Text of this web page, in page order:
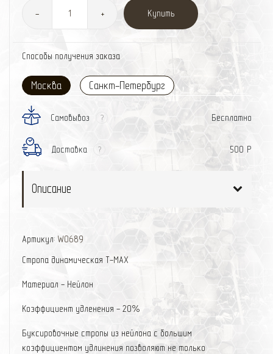
- + Купить
Способы получения заказа
Москва Санкт-Петербург
Самовывоз ? Бесплатно
Доставка ? 500 Р
Описание
Артикул: W0689
Стропа динамическая Т-МАХ
Материал - Нейлон
Коэффициент удленения - 20%
Буксировочные стропы из нейлона с большим
коэффициентом удлинения позволяют не только